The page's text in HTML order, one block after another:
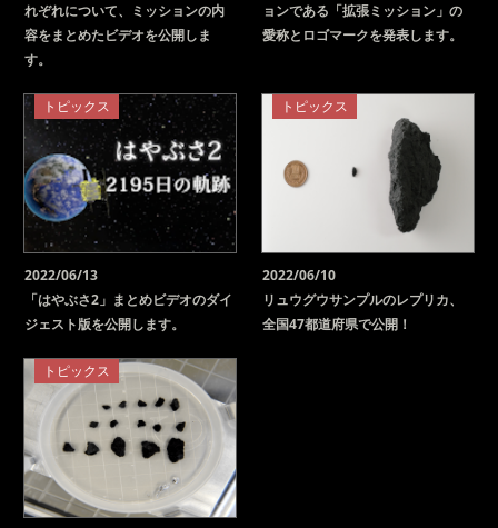
れぞれについて、ミッションの内
容をまとめたビデオを公開しま
す。
ョンである「拡張ミッション」の
愛称とロゴマークを発表します。
トピックス
2022/06/13
「はやぶさ2」まとめビデオのダイ
ジェスト版を公開します。
トピックス
2022/06/10
リュウグウサンプルのレプリカ、
全国47都道府県で公開！
トピックス